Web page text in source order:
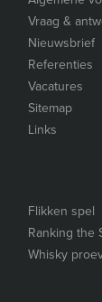
Vraag &
Nieuwsbrief
Referenties
Vacatures
Sitemap
Links
Flikken spel
Ranking the
Whisky